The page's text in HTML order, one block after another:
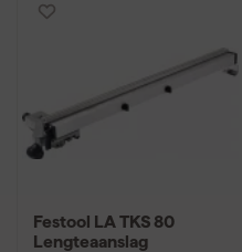
Festool LA TKS 80
Lengteaanslag